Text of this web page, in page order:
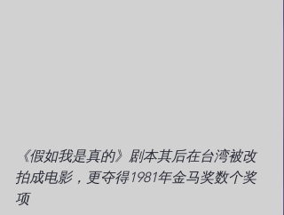
《假如我是真的》剧本其后在台湾被改
拍成电影，更夺得1981年金马奖数个奖
项